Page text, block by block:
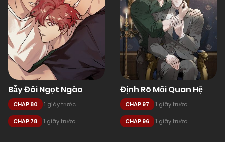
Bẫy Đôi Ngọt Ngào
CHAP 80 1 giây trước
CHAP 78 1 giây trước
Định Rõ Mối Quan Hệ
CHAP 97 1 giây trước
CHAP 96 1 giây trước